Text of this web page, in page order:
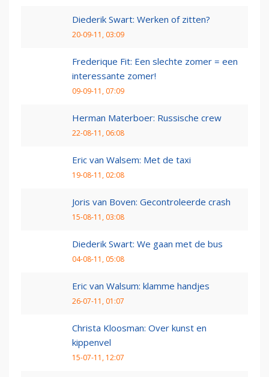
Diederik Swart: Werken of zitten?
20-09-11, 03:09
Frederique Fit: Een slechte zomer = een
interessante zomer!
09-09-11, 07:09
Herman Materboer: Russische crew
22-08-11, 06:08
Eric van Walsem: Met de taxi
19-08-11, 02:08
Joris van Boven: Gecontroleerde crash
15-08-11, 03:08
Diederik Swart: We gaan met de bus
04-08-11, 05:08
Eric van Walsum: klamme handjes
26-07-11, 01:07
Christa Kloosman: Over kunst en
kippenvel
15-07-11, 12:07